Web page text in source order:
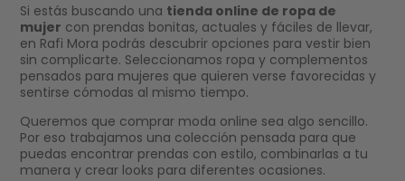
Si estás buscando una tienda online de ropa de
mujer con prendas bonitas, actuales y fáciles de llevar,
en Rafi Mora podrás descubrir opciones para vestir bien
sin complicarte. Seleccionamos ropa y complementos
pensados para mujeres que quieren verse favorecidas y
sentirse cómodas al mismo tiempo.
Queremos que comprar moda online sea algo sencillo.
Por eso trabajamos una colección pensada para que
puedas encontrar prendas con estilo, combinarlas a tu
manera y crear looks para diferentes ocasiones.